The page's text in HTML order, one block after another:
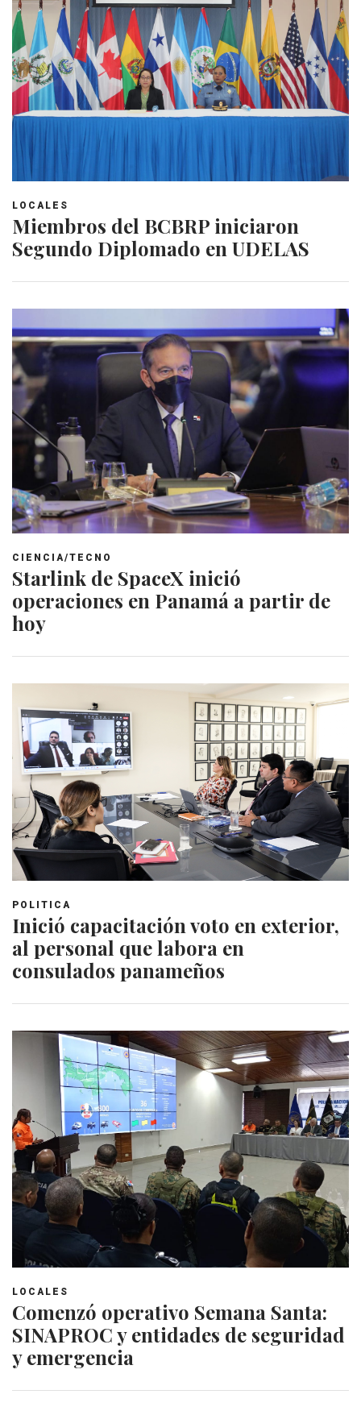
LOCALES
Miembros del BCBRP iniciaron
Segundo Diplomado en UDELAS
CIENCIA/TECNO
Starlink de SpaceX inició
operaciones en Panamá a partir de
hoy
POLITICA
Inició capacitación voto en exterior,
al personal que labora en
consulados panameños
LOCALES
Comenzó operativo Semana Santa:
SINAPROC y entidades de seguridad
y emergencia